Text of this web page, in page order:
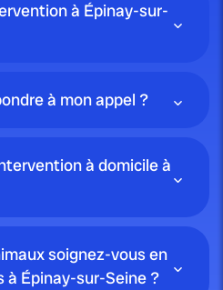
à Épinay-sur-
à mon appel ?
à domicile à
soignez-vous en
à Épinay-sur-Seine ?